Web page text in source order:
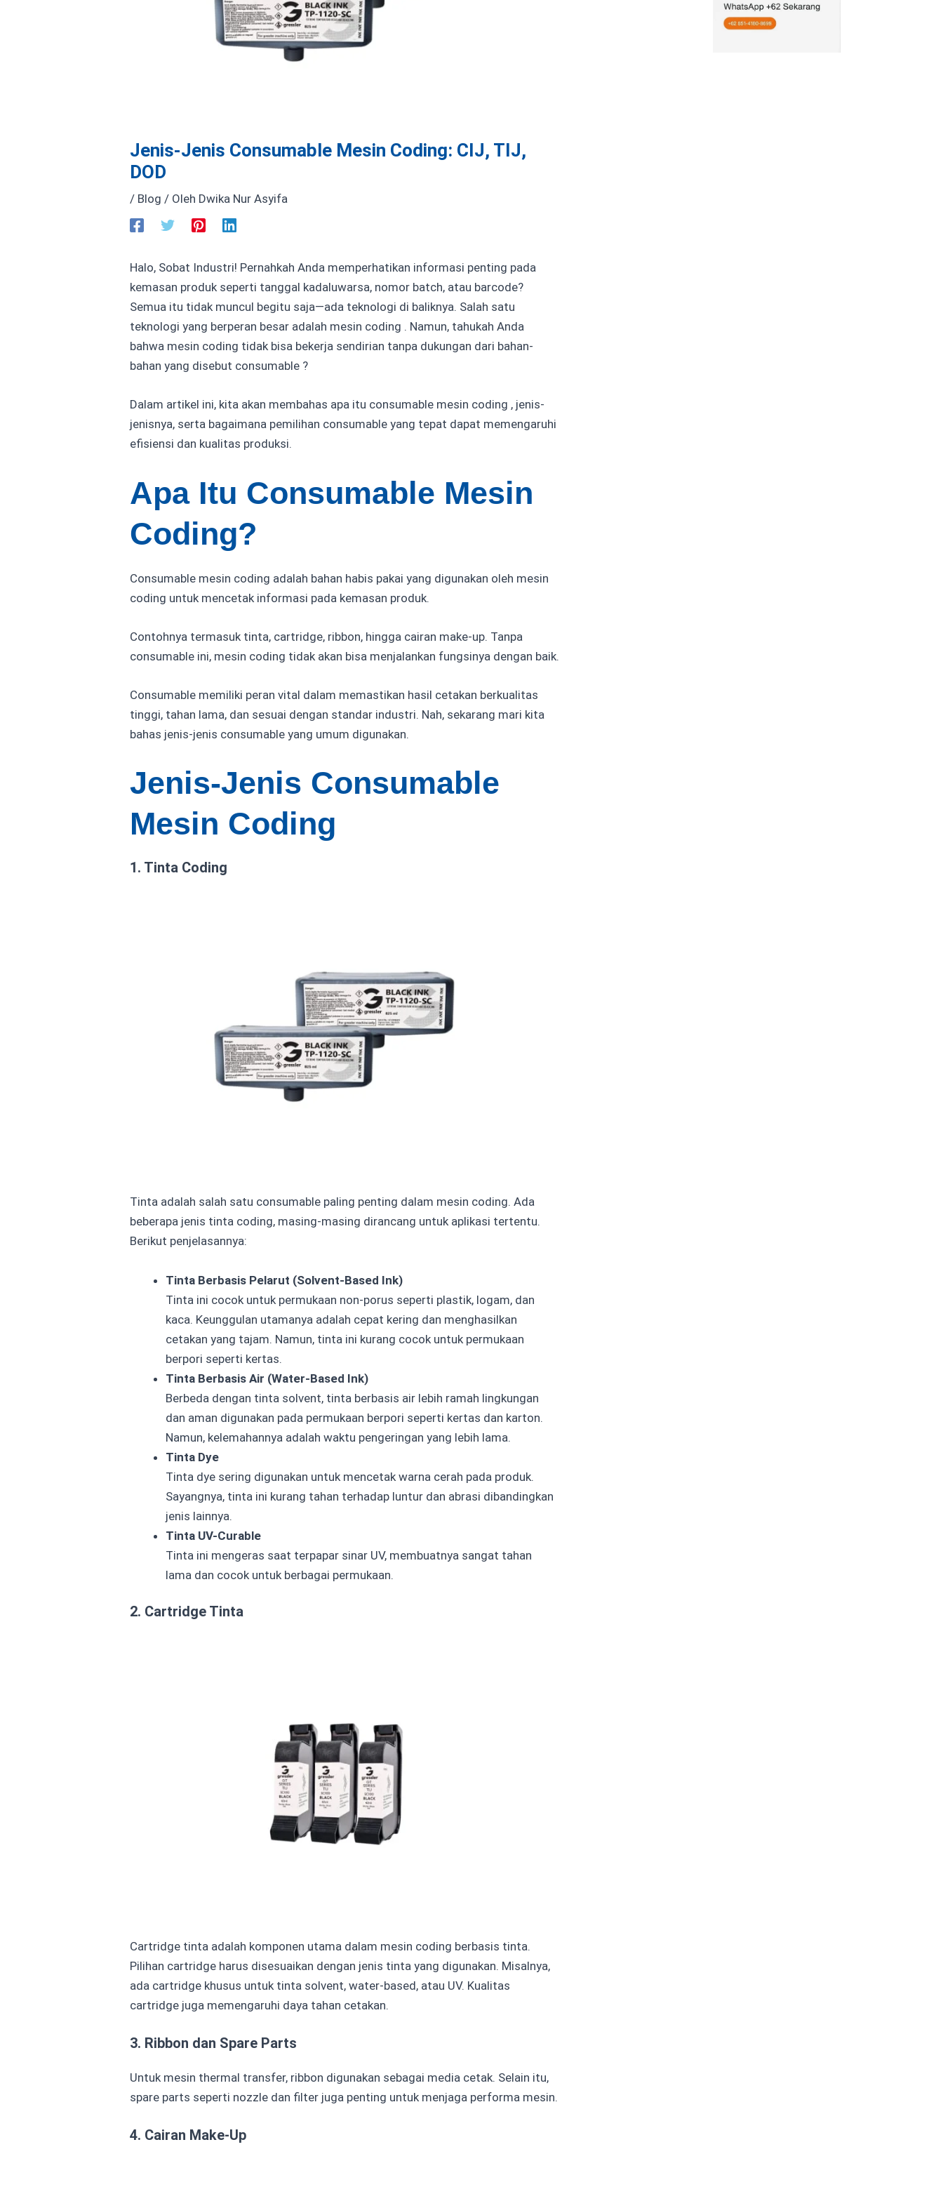
Jenis-Jenis Consumable Mesin Coding: CIJ, TIJ,
DOD
/ Blog / Oleh Dwika Nur Asyifa
Halo, Sobat Industri! Pernahkah Anda memperhatikan informasi penting pada
kemasan produk seperti tanggal kadaluwarsa, nomor batch, atau barcode?
Semua itu tidak muncul begitu saja—ada teknologi di baliknya. Salah satu
teknologi yang berperan besar adalah mesin coding . Namun, tahukah Anda
bahwa mesin coding tidak bisa bekerja sendirian tanpa dukungan dari bahan-
bahan yang disebut consumable ?
Dalam artikel ini, kita akan membahas apa itu consumable mesin coding , jenis-
jenisnya, serta bagaimana pemilihan consumable yang tepat dapat memengaruhi
efisiensi dan kualitas produksi.
Apa Itu Consumable Mesin
Coding?
Consumable mesin coding adalah bahan habis pakai yang digunakan oleh mesin
coding untuk mencetak informasi pada kemasan produk.
Contohnya termasuk tinta, cartridge, ribbon, hingga cairan make-up. Tanpa
consumable ini, mesin coding tidak akan bisa menjalankan fungsinya dengan baik.
Consumable memiliki peran vital dalam memastikan hasil cetakan berkualitas
tinggi, tahan lama, dan sesuai dengan standar industri. Nah, sekarang mari kita
bahas jenis-jenis consumable yang umum digunakan.
Jenis-Jenis Consumable
Mesin Coding
1. Tinta Coding
Tinta adalah salah satu consumable paling penting dalam mesin coding. Ada
beberapa jenis tinta coding, masing-masing dirancang untuk aplikasi tertentu.
Berikut penjelasannya:
Tinta Berbasis Pelarut (Solvent-Based Ink)
Tinta ini cocok untuk permukaan non-porus seperti plastik, logam, dan
kaca. Keunggulan utamanya adalah cepat kering dan menghasilkan
cetakan yang tajam. Namun, tinta ini kurang cocok untuk permukaan
berpori seperti kertas.
Tinta Berbasis Air (Water-Based Ink)
Berbeda dengan tinta solvent, tinta berbasis air lebih ramah lingkungan
dan aman digunakan pada permukaan berpori seperti kertas dan karton.
Namun, kelemahannya adalah waktu pengeringan yang lebih lama.
Tinta Dye
Tinta dye sering digunakan untuk mencetak warna cerah pada produk.
Sayangnya, tinta ini kurang tahan terhadap luntur dan abrasi dibandingkan
jenis lainnya.
Tinta UV-Curable
Tinta ini mengeras saat terpapar sinar UV, membuatnya sangat tahan
lama dan cocok untuk berbagai permukaan.
2. Cartridge Tinta
Cartridge tinta adalah komponen utama dalam mesin coding berbasis tinta.
Pilihan cartridge harus disesuaikan dengan jenis tinta yang digunakan. Misalnya,
ada cartridge khusus untuk tinta solvent, water-based, atau UV. Kualitas
cartridge juga memengaruhi daya tahan cetakan.
3. Ribbon dan Spare Parts
Untuk mesin thermal transfer, ribbon digunakan sebagai media cetak. Selain itu,
spare parts seperti nozzle dan filter juga penting untuk menjaga performa mesin.
4. Cairan Make-Up